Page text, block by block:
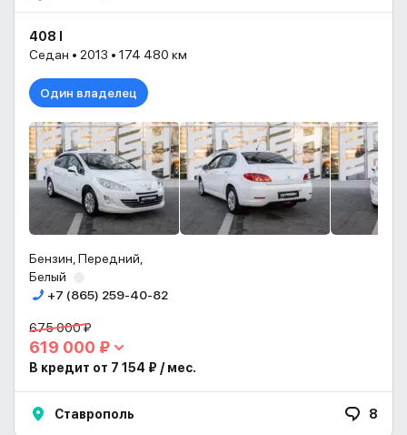
408 I
Седан • 2013 • 174 480 км
Один владелец
Бензин, Передний,
Белый
+7 (865) 259-40-82
675 000 ₽
619 000 ₽
В кредит от 7 154 ₽ / мес.
Ставрополь 8